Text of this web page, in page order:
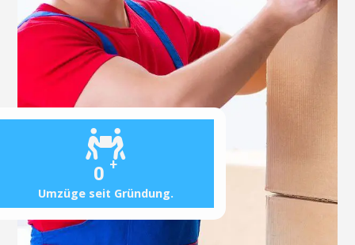
0 +
Umzüge seit Gründung.